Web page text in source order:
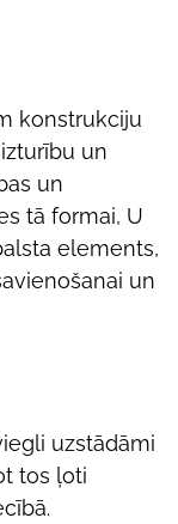
konstrukciju
un
un
tā formai, U
elements,
un
uzstādāmi
tos ļoti